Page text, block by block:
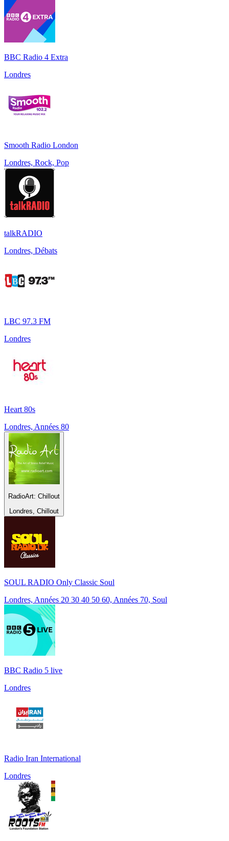
BBC Radio 4 Extra
Londres
Smooth Radio London
Londres, Rock, Pop
talkRADIO
Londres, Débats
LBC 97.3 FM
Londres
Heart 80s
Londres, Années 80
RadioArt: Chillout
Londres, Chillout
SOUL RADIO Only Classic Soul
Londres, Années 20 30 40 50 60, Années 70, Soul
BBC Radio 5 live
Londres
Radio Iran International
Londres